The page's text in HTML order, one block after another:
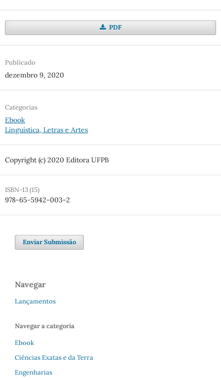
PDF
Publicado
dezembro 9, 2020
Categorias
Ebook
Linguística, Letras e Artes
Copyright (c) 2020 Editora UFPB
ISBN-13 (15)
978-65-5942-003-2
Enviar Submissão
Navegar
Lançamentos
Navegar a categoria
Ebook
Ciências Exatas e da Terra
Engenharias